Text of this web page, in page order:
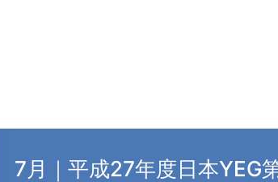
7月｜平成27年度日本YEG